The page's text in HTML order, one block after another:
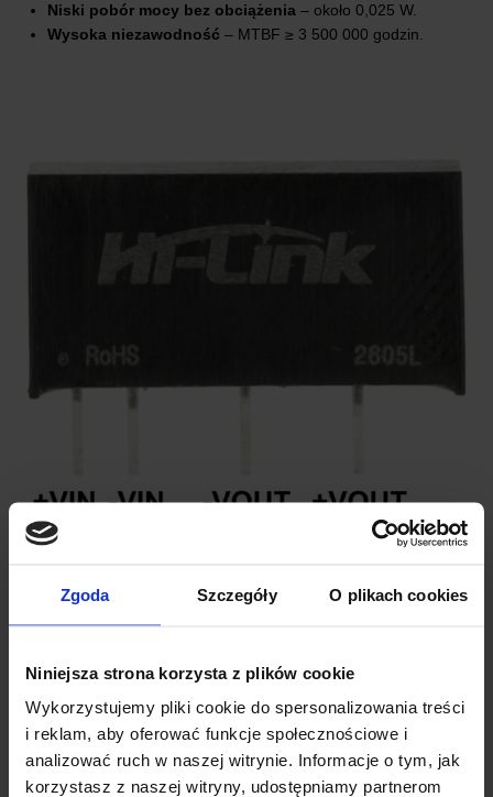
Zgoda Szczegóły O plikach cookies
Niniejsza strona korzysta z plików cookie
Wykorzystujemy pliki cookie do spersonalizowania treści
i reklam, aby oferować funkcje społecznościowe i
analizować ruch w naszej witrynie. Informacje o tym, jak
korzystasz z naszej witryny, udostępniamy partnerom
Niski pobór mocy bez obciążenia – około 0,025 W.
Wysoka niezawodność – MTBF ≥ 3 500 000 godzin.
SPECYFIKACJA TECHNICZNA:
Napięcie wejściowe: 5 V DC
Napięcie wyjściowe:3,3 V DC
Prąd wyjściowy:909 mA
Moc:3 W
Izolacja: 1500 V DC